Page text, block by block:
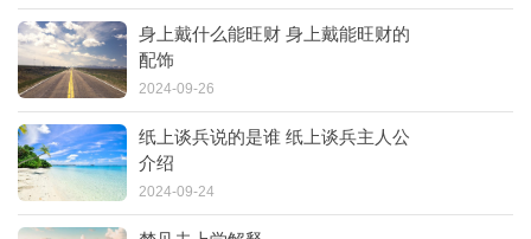
身上戴什么能旺财 身上戴能旺财的
配饰
2024-09-26
纸上谈兵说的是谁 纸上谈兵主人公
介绍
2024-09-24